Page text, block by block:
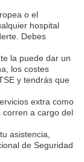
o el
hospital
Debes
la puede dar un
los costes
y tendrás que
extra como
corren a cargo del
asistencia,
de Seguridad